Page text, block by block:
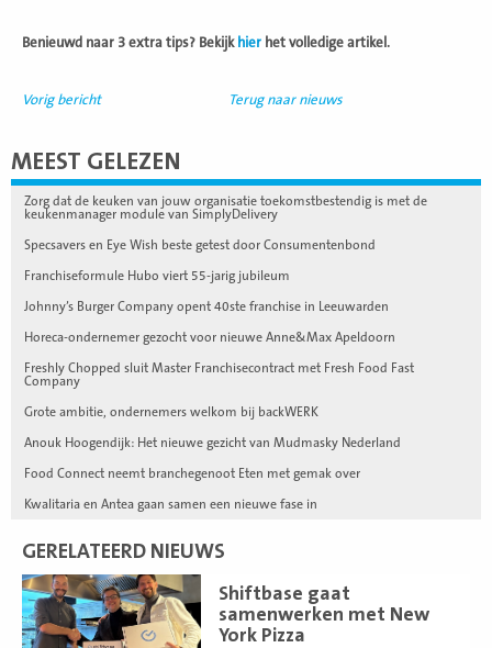
Benieuwd naar 3 extra tips? Bekijk hier het volledige artikel.
Vorig bericht Terug naar nieuws
MEEST GELEZEN
Zorg dat de keuken van jouw organisatie toekomstbestendig is met de
keukenmanager module van SimplyDelivery
Specsavers en Eye Wish beste getest door Consumentenbond
Franchiseformule Hubo viert 55-jarig jubileum
Johnny’s Burger Company opent 40ste franchise in Leeuwarden
Horeca-ondernemer gezocht voor nieuwe Anne&Max Apeldoorn
Freshly Chopped sluit Master Franchisecontract met Fresh Food Fast
Company
Grote ambitie, ondernemers welkom bij backWERK
Anouk Hoogendijk: Het nieuwe gezicht van Mudmasky Nederland
Food Connect neemt branchegenoot Eten met gemak over
Kwalitaria en Antea gaan samen een nieuwe fase in
GERELATEERD NIEUWS
Shiftbase gaat
samenwerken met New
York Pizza
Lees
meer